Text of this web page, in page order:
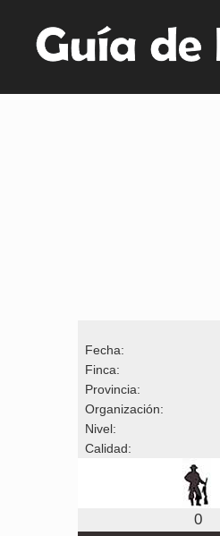
Fecha:
Finca:
Provincia:
Organización:
Nivel:
Calidad:
0